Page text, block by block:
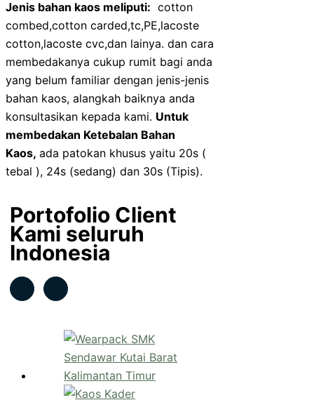
Jenis bahan kaos meliputi: cotton
combed,cotton carded,tc,PE,lacoste
cotton,lacoste cvc,dan lainya. dan cara
membedakanya cukup rumit bagi anda
yang belum familiar dengan jenis-jenis
bahan kaos, alangkah baiknya anda
konsultasikan kepada kami. Untuk
membedakan Ketebalan Bahan
Kaos, ada patokan khusus yaitu 20s (
tebal ), 24s (sedang) dan 30s (Tipis).
Portofolio Client
Kami seluruh
Indonesia